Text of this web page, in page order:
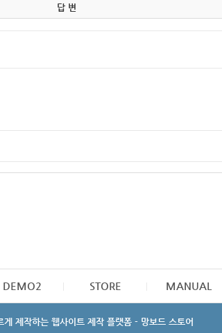
답 변
DEMO2 STORE MANUAL
게 제작하는 웹사이트 제작 플랫폼 - 망보드 스토어